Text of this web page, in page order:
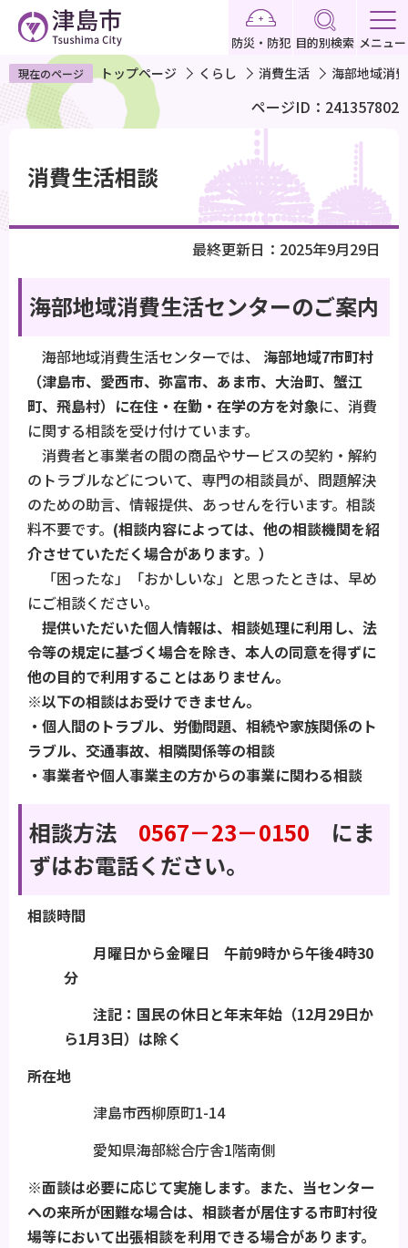
ペ
ー
ジ
で
す
防災・防犯 目的別検索 メニュー
現在のページ トップページ くらし 消費生活 海部地域消
ページID：241357802
消費生活相談
最終更新日：2025年9月29日
海部地域消費生活センターのご案内
海部地域消費生活センターでは、 海部地域7市町村
（津島市、愛西市、弥富市、あま市、大治町、蟹江
町、飛島村）に在住・在勤・在学の方を対象に、消費
に関する相談を受け付けています。
消費者と事業者の間の商品やサービスの契約・解約
のトラブルなどについて、専門の相談員が、問題解決
のための助言、情報提供、あっせんを行います。相談
料不要です。 (相談内容によっては、他の相談機関を紹
介させていただく場合があります。）
「困ったな」「おかしいな」と思ったときは、早め
にご相談ください。
提供いただいた個人情報は、相談処理に利用し、法
令等の規定に基づく場合を除き、本人の同意を得ずに
他の目的で利用することはありません。
※以下の相談はお受けできません。
・個人間のトラブル、労働問題、相続や家族関係のト
ラブル、交通事故、相隣関係等の相談
・事業者や個人事業主の方からの事業に関わる相談
相談方法 0567－23－0150 にま
ずはお電話ください。
相談時間
月曜日から金曜日 午前9時から午後4時30
分
注記：国民の休日と年末年始（12月29日か
ら1月3日）は除く
所在地
津島市西柳原町1-14
愛知県海部総合庁舎1階南側
※面談は必要に応じて実施します。また、当センター
への来所が困難な場合は、相談者が居住する市町村役
場等において出張相談を利用できる場合があります。